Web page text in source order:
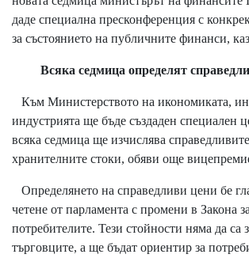
даде специална пресконференция с
за състоянието на публичните финанси,
Всяка седмица определят
Към Министерството на икономиката,
индустрията ще бъде създаден специален
всяка седмица ще изчислява
хранителните стоки, обяви още
Определянето на справедливи цени бе
четене от парламента с промени в Закона
потребителите. Тези стойности няма да са
търговците, а ще бъдат ориентир за